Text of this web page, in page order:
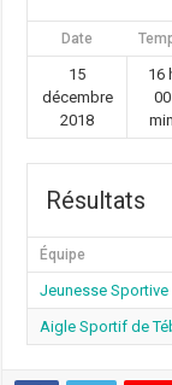
Date
15
décembre
2018
16
00
min
Résultats
Équipe
Jeunesse Sportive
Aigle Sportif de